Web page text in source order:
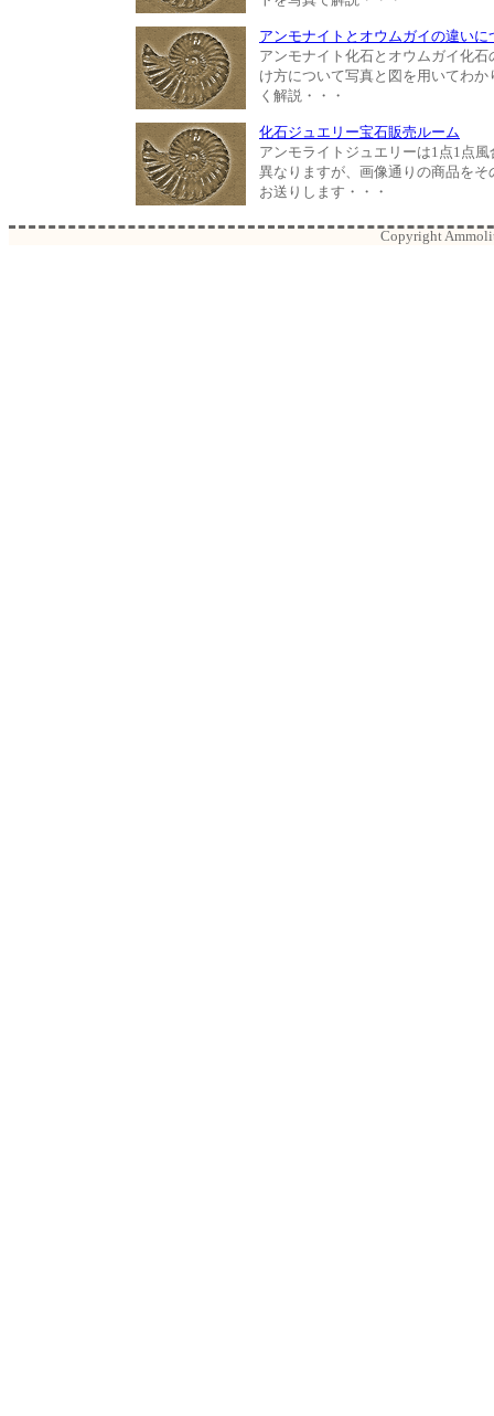
アンモナイトとオウムガイの違いに
アンモナイト化石とオウムガイ化石
け方について写真と図を用いてわか
く解説・・・
化石ジュエリー宝石販売ルーム
アンモライトジュエリーは1点1点風
異なりますが、画像通りの商品をそ
お送りします・・・
Copyright